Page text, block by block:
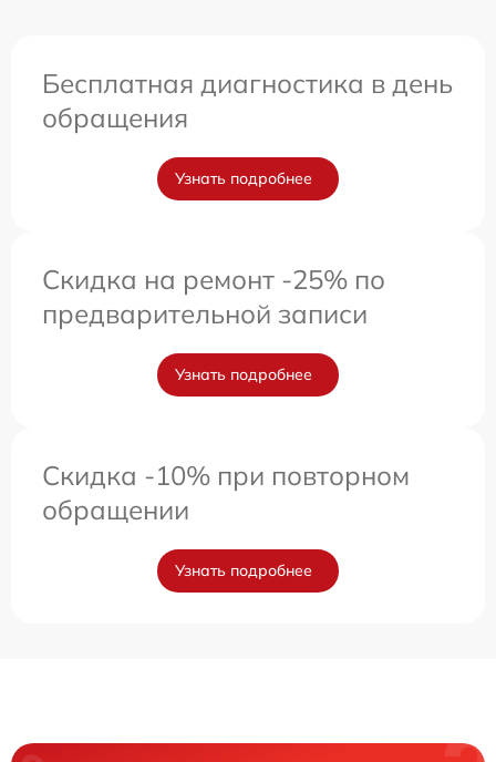
Бесплатная диагностика в день
обращения
Узнать подробнее
Скидка на ремонт -25% по
предварительной записи
Узнать подробнее
Скидка -10% при повторном
обращении
Узнать подробнее